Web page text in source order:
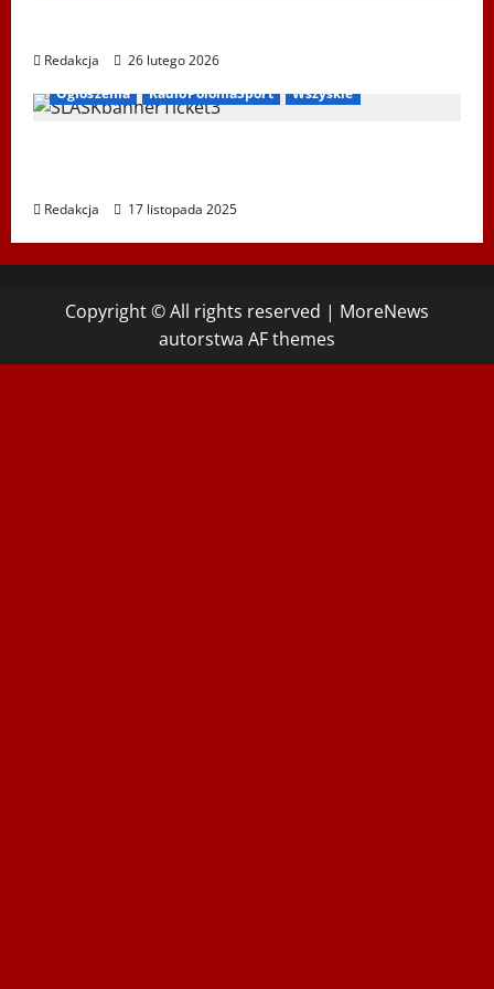
Redakcja
26 lutego 2026
Ogłoszenia
RadioPoloniaSport Wszyskie
Redakcja 17 listopada 2025
Copyright © All rights reserved | MoreNews
autorstwa AF themes